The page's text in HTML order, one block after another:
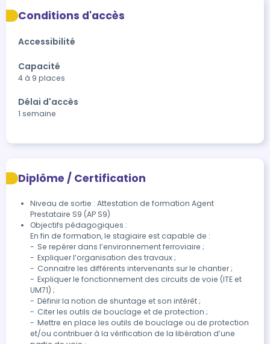
Conditions d'accès
Accessibilité
Capacité
4 à 9 places
Délai d'accès
1 semaine
Diplôme / Certification
Niveau de sortie : Attestation de formation Agent
Prestataire S9 (AP S9)
Objectifs pédagogiques :
En fin de formation, le stagiaire est capable de :
-	Se repérer dans l’environnement ferroviaire ;
-	Expliquer l’organisation des travaux ;
-	Connaitre les différents intervenants sur le chantier ;
-	Expliquer le fonctionnement des circuits de voie (ITE et
UM71) ;
-	Définir la notion de shuntage et son intérêt ;
-	Citer les outils de bouclage et de protection ;
-	Mettre en place les outils de bouclage ou de protection
et/ou contribuer à la vérification de la libération d’une